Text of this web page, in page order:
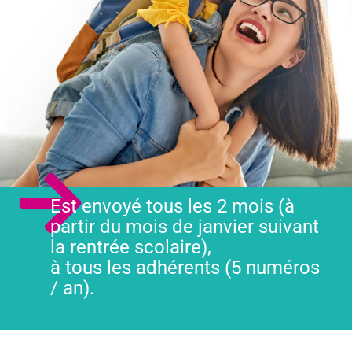
Est envoyé tous les 2 mois (à
partir du mois de janvier suivant
la rentrée scolaire),
à tous les adhérents (5 numéros
/ an).